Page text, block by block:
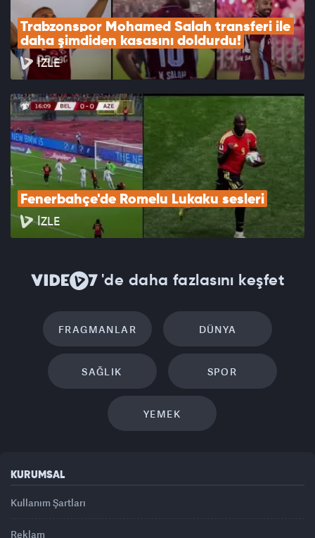
Trabzonspor Mohamed Salah transferi ile
daha şimdiden kasasını doldurdu!
İZLE
Fenerbahçe'de Romelu Lukaku sesleri
İZLE
'de daha fazlasını keşfet
FRAGMANLAR DÜNYA
SAĞLIK SPOR
YEMEK
KURUMSAL
Kullanım Şartları
Reklam